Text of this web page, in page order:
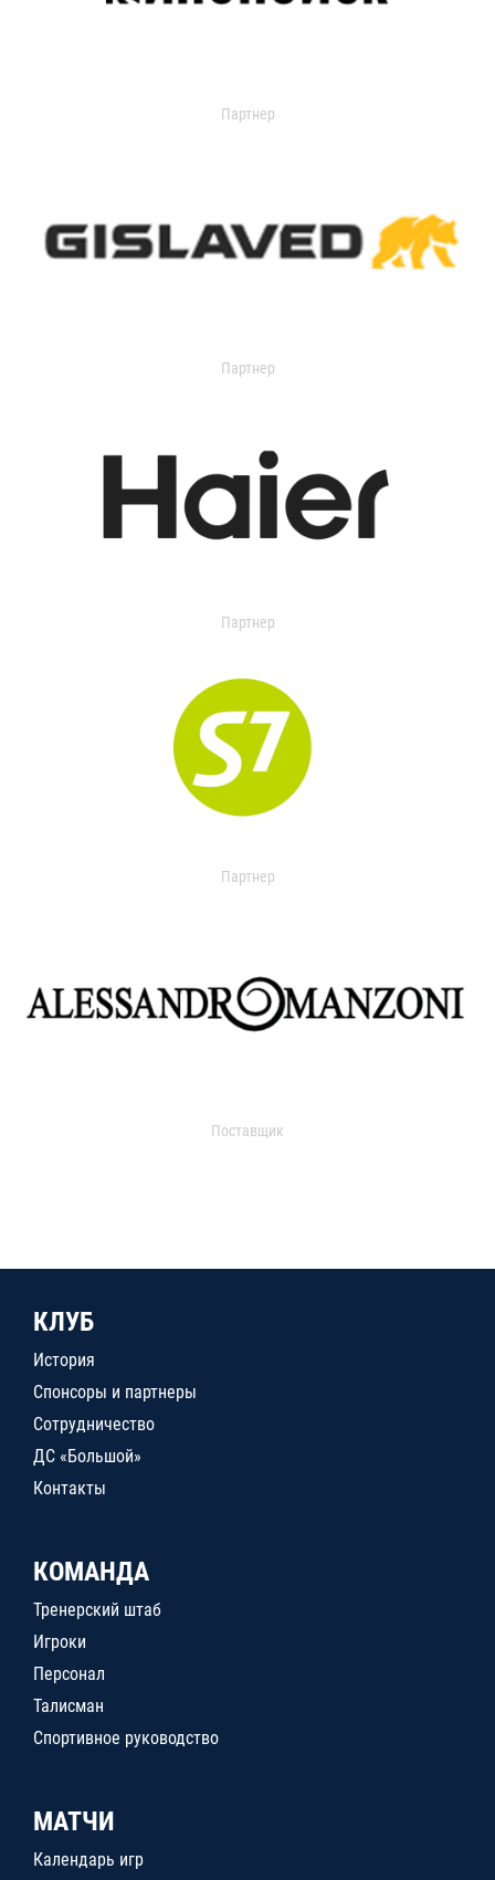
Партнер
Партнер
Партнер
Партнер
Поставщик
КЛУБ
История
Спонсоры и партнеры
Сотрудничество
ДС «Большой»
Контакты
КОМАНДА
Тренерский штаб
Игроки
Персонал
Талисман
Спортивное руководство
МАТЧИ
Календарь игр